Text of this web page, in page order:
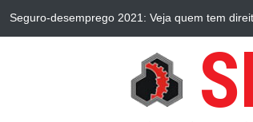
Seguro-desemprego 2021: Veja quem tem